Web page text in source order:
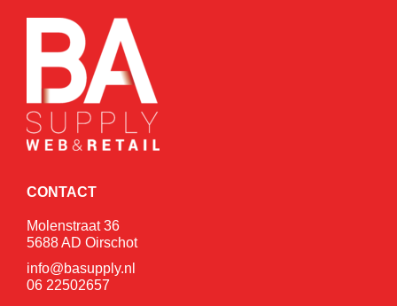
CONTACT
Molenstraat 36
5688 AD Oirschot
info@basupply.nl
06 22502657